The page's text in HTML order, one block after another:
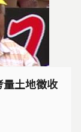
土地徵收